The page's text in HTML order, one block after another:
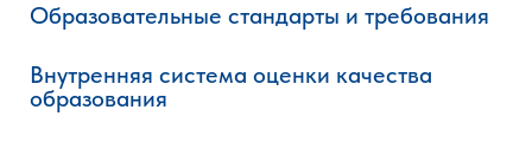
Образовательные стандарты и требования
Внутренняя система оценки качества
образования